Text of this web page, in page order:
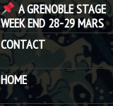
A GRENOBLE STAGE
WEEK END 28-29 MARS
CONTACT
HOME